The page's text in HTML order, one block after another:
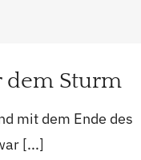
dem Sturm
mit dem Ende des
[...]